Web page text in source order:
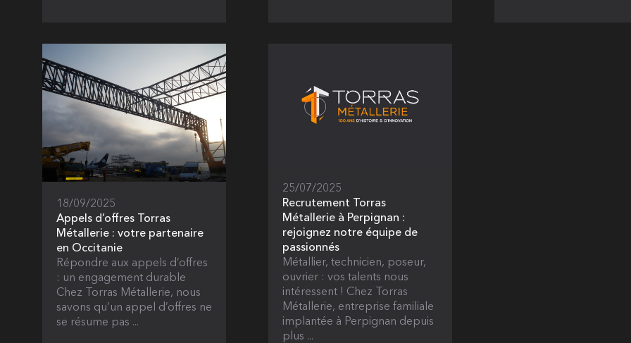
18/09/2025
Appels d’offres Torras
Métallerie : votre partenaire
en Occitanie
Répondre aux appels d’offres
: un engagement durable
Chez Torras Métallerie, nous
savons qu’un appel d’offres ne
se résume pas ...
25/07/2025
Recrutement Torras
Métallerie à Perpignan :
rejoignez notre équipe de
passionnés
Métallier, technicien, poseur,
ouvrier : vos talents nous
intéressent ! Chez Torras
Métallerie, entreprise familiale
implantée à Perpignan depuis
plus ...